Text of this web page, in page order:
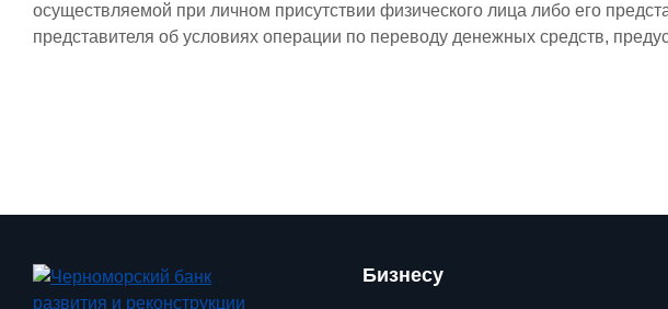
осуществляемой при личном присутствии физического лица либо его
представителя об условиях операции по переводу денежных средств,
Бизнесу